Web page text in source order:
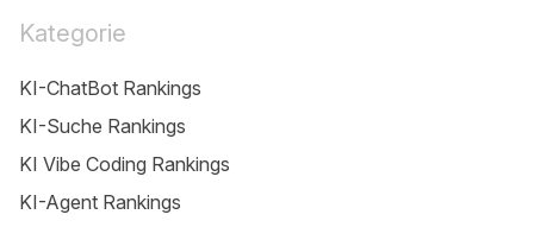
Kategorie
KI-ChatBot Rankings
KI-Suche Rankings
KI Vibe Coding Rankings
KI-Agent Rankings